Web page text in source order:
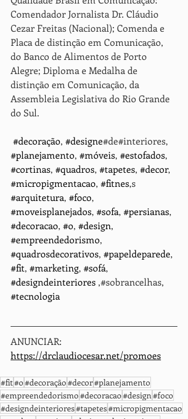
Comendador Jornalista Dr. Cláudio
Cezar Freitas (Nacional); Comenda e
Placa de distinção em Comunicação,
do Banco de Alimentos de Porto
Alegre; Diploma e Medalha de
distinção em Comunicação, da
Assembleia Legislativa do Rio Grande
do Sul.
#decoração, #designe#de#interiores,
#planejamento, #móveis, #estofados,
#cortinas, #quadros, #tapetes, #decor,
#micropigmentacao, #fitnes,s
#arquitetura, #foco,
#moveisplanejados, #sofa, #persianas,
#decoracao, #o, #design,
#empreendedorismo,
#quadrosdecorativos, #papeldeparede,
#fit, #marketing, #sofá,
#designdeinteriores ,#sobrancelhas,
#tecnologia
ANUNCIAR:
https://drclaudiocesar.net/promoes
#fit#o#decoração#decor#planejamento
#empreendedorismo#decoracao#design#foco
#designdeinteriores#tapetes#micropigmentacao